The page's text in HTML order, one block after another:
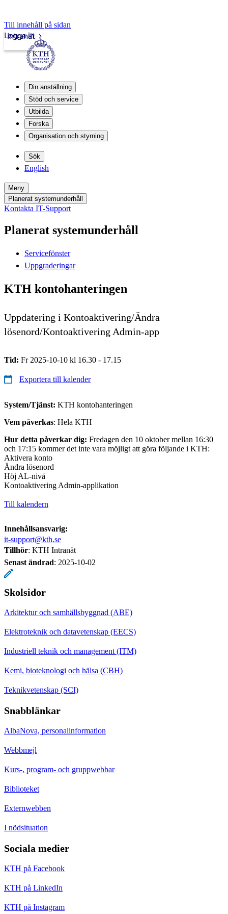
Till innehåll på sidan
Intranät
Logga in
Din anställning
Stöd och service
Utbilda
Forska
Organisation och styrning
Sök
English
Meny
Planerat systemunderhåll
Kontakta IT-Support
Planerat systemunderhåll
Servicefönster
Uppgraderingar
KTH kontohanteringen
Uppdatering i Kontoaktivering/Ändra
lösenord/Kontoaktivering Admin-app
Tid: Fr 2025-10-10 kl 16.30 - 17.15
Exportera till kalender
System/Tjänst: KTH kontohanteringen
Vem påverkas: Hela KTH
Hur detta påverkar dig: Fredagen den 10 oktober mellan 16:30
och 17:15 kommer det inte vara möjligt att göra följande i KTH:
Aktivera konto
Ändra lösenord
Höj AL-nivå
Kontoaktivering Admin-applikation
Till kalendern
Innehållsansvarig:
it-support@kth.se
Tillhör: KTH Intranät
Senast ändrad: 2025-10-02
Skolsidor
Arkitektur och samhällsbyggnad (ABE)
Elektroteknik och datavetenskap (EECS)
Industriell teknik och management (ITM)
Kemi, bioteknologi och hälsa (CBH)
Teknikvetenskap (SCI)
Snabblänkar
AlbaNova, personalinformation
Webbmejl
Kurs-, program- och gruppwebbar
Biblioteket
Externwebben
I nödsituation
Sociala medier
KTH på Facebook
KTH på LinkedIn
KTH på Instagram